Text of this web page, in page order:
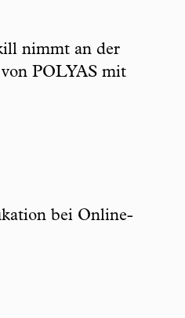
nimmt an der
POLYAS mit
bei Online-